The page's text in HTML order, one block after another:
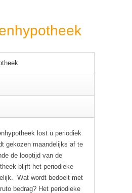
lost u periodiek
gekozen maandelijks af te
de looptijd van de
blijft het periodieke
Wat wordt bedoelt met
bedrag? Het periodieke